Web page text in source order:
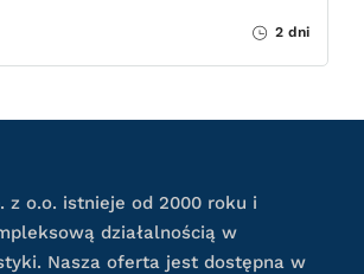
2 dni
z o.o. istnieje od 2000 roku i
działalnością w
Nasza oferta jest dostępna w